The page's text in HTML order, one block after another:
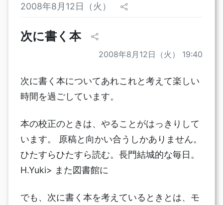
2008年8月12日（火）
次に書く本
2008年8月12日（火） 19:40
次に書く本についてあれこれと考えて楽しい
時間を過ごしています。
本の校正のときは、やることがはっきりして
います。 原稿と向かい合うしかありません。
ひたすらひたすら読む。長門結城的な毎日。
H.Yuki> また図書館に
でも、次に書く本を考えているときとは、モ